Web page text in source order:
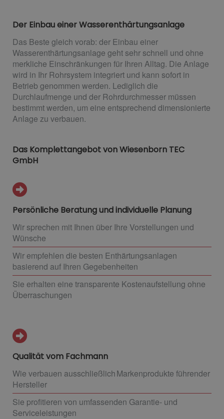
Der Einbau einer Wasserenthärtungsanlage
Das Beste gleich vorab: der Einbau einer
Wasserenthärtungsanlage geht sehr schnell und ohne
merkliche Einschränkungen für Ihren Alltag. Die Anlage
wird in Ihr Rohrsystem integriert und kann sofort in
Betrieb genommen werden. Lediglich die
Durchlaufmenge und der Rohrdurchmesser müssen
bestimmt werden, um eine entsprechend dimensionierte
Anlage zu verbauen.
Das Komplettangebot von Wiesenborn TEC
GmbH
Persönliche Beratung und individuelle Planung
Wir sprechen mit Ihnen über Ihre Vorstellungen und
Wünsche
Wir empfehlen die besten Enthärtungsanlagen
basierend auf Ihren Gegebenheiten
Sie erhalten eine transparente Kostenaufstellung ohne
Überraschungen
Qualität vom Fachmann
Wie verbauen ausschließlich Markenprodukte führender
Hersteller
Sie profitieren von umfassenden Garantie- und
Serviceleistungen